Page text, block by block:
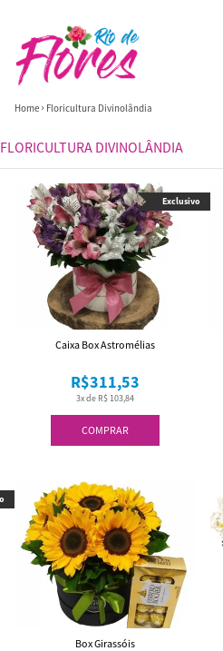
Home Floricultura Divinolândia
FLORICULTURA DIVINOLÂNDIA
COMPRAR
3x de R$ 103,84
R$311,53
Caixa Box Astromélias
Exclusivo
Box Girassóis